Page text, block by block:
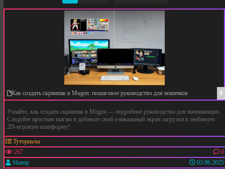
Как создать скринпак в Mugen: пошаговое руководство для новичков 0
Узнайте, как создать скринпак в Mugen — подробное руководство для начинающих.
Следуйте простым шагам и добавьте свой уникальный экран загрузки в любимую
2D-игровую платформу!
Туториалы
267
0
Skamp
03.06.2025